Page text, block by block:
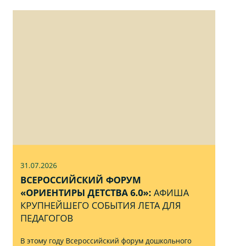
31.07.2026
ВСЕРОССИЙСКИЙ ФОРУМ
«ОРИЕНТИРЫ ДЕТСТВА 6.0»: АФИША
КРУПНЕЙШЕГО СОБЫТИЯ ЛЕТА ДЛЯ
ПЕДАГОГОВ
В этому году Всероссийский форум дошкольного